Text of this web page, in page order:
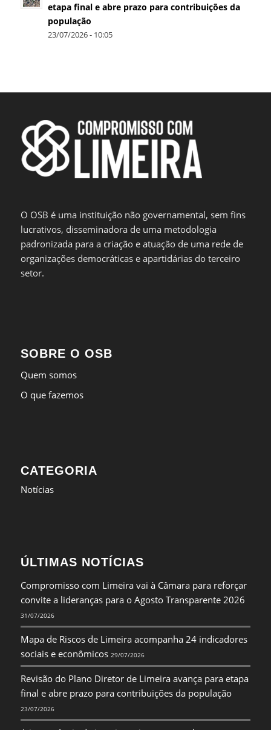
etapa final e abre prazo para contribuições da
população
23/07/2026 - 10:05
O OSB é uma instituição não governamental, sem fins
lucrativos, disseminadora de uma metodologia
padronizada para a criação e atuação de uma rede de
organizações democráticas e apartidárias do terceiro
setor.
SOBRE O OSB
Quem somos
O que fazemos
CATEGORIA
Notícias
ÚLTIMAS NOTÍCIAS
Compromisso com Limeira vai à Câmara para reforçar
convite a lideranças para o Agosto Transparente 2026
31/07/2026
Mapa de Riscos de Limeira acompanha 24 indicadores
sociais e econômicos 29/07/2026
Revisão do Plano Diretor de Limeira avança para etapa
final e abre prazo para contribuições da população
23/07/2026